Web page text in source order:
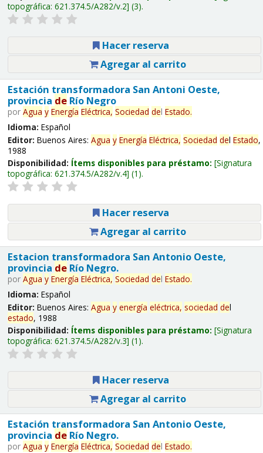
topográfica: 621.374.5/A282/v.2 (3).
Hacer reserva
Agregar al carrito
Estación transformadora San Antoni Oeste,
provincia deRío Negro
por Agua y Energía Eléctrica, Sociedad del Estado.
Idioma: Español
Editor: Buenos Aires: Agua y Energía Eléctrica, Sociedad del Estado,
1988
Disponibilidad: Ítems disponibles para préstamo: Signatura
topográfica: 621.374.5/A282/v.4 (1).
Hacer reserva
Agregar al carrito
Estacion transformadora San Antonio Oeste,
provincia deRío Negro.
por Agua y Energía Eléctrica, Sociedad del Estado.
Idioma: Español
Editor: Buenos Aires: Agua y energía eléctrica, sociedad del
estado, 1988
Disponibilidad: Ítems disponibles para préstamo: Signatura
topográfica: 621.374.5/A282/v.3 (1).
Hacer reserva
Agregar al carrito
Estación transformadora San Antonio Oeste,
provincia deRío Negro.
por Agua y Energía Eléctrica, Sociedad del Estado.